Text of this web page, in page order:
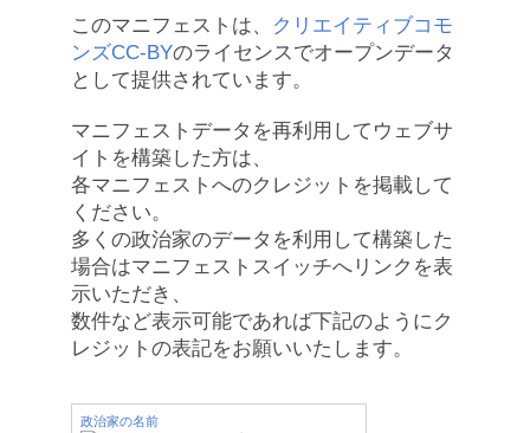
このマニフェストは、
クリエイティブコモ
ンズCC-BYのライセンスでオープンデータ
として提供されています。
マニフェストデータを再利用してウェブサ
イトを構築した方は、
各マニフェストへのクレジットを掲載して
ください。
多くの政治家のデータを利用して構築した
場合はマニフェストスイッチへリンクを表
示いただき、
数件など表示可能であれば下記のようにク
レジットの表記をお願いいたします。
政治家の名前